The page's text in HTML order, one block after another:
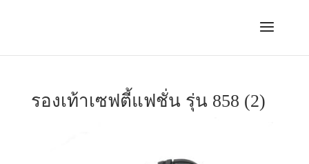
รองเท้าเซฟตี้แฟชั่น รุ่น 858 (2)